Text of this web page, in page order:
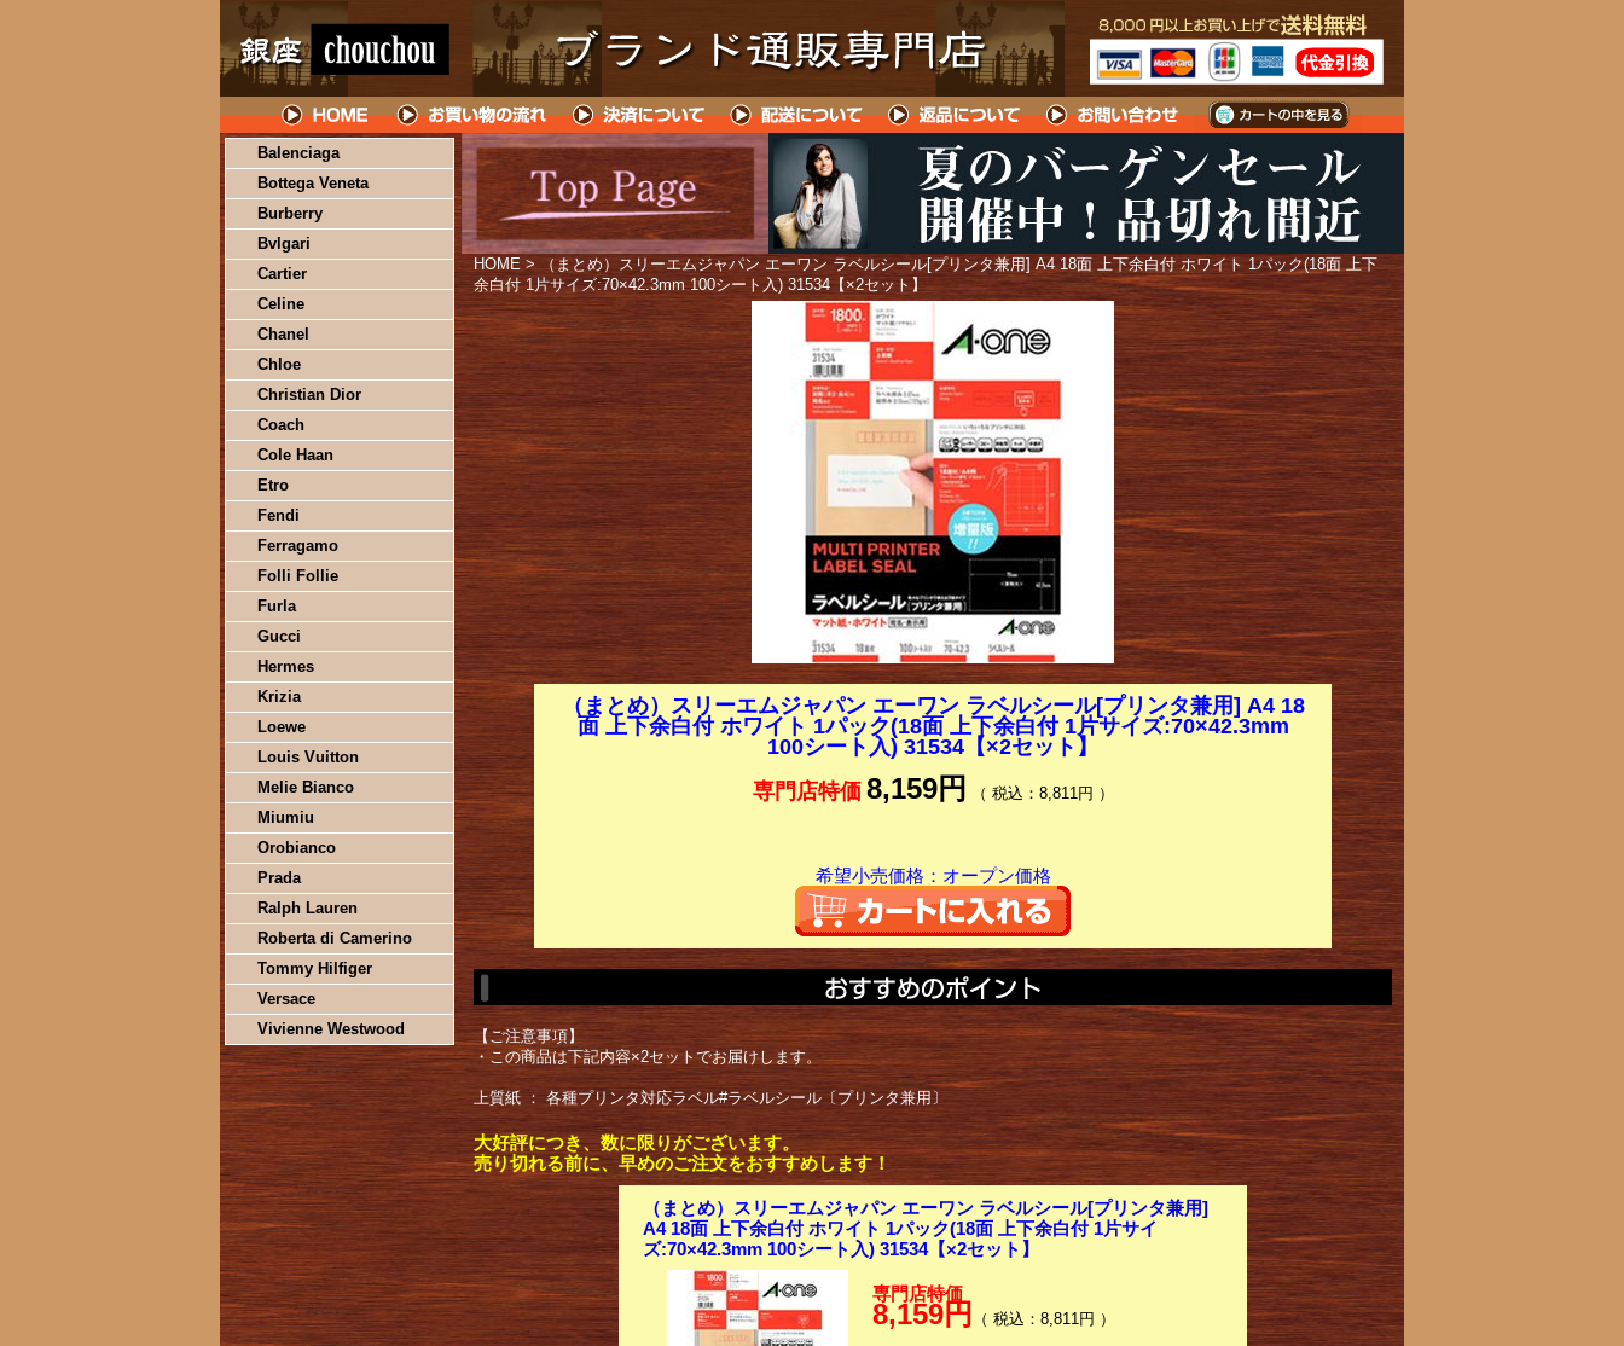
Balenciaga
Bottega Veneta
Burberry
Bvlgari
Cartier
Celine
Chanel
Chloe
Christian Dior
Coach
Cole Haan
Etro
Fendi
Ferragamo
Folli Follie
Furla
Gucci
Hermes
Krizia
Loewe
Louis Vuitton
Melie Bianco
Miumiu
Orobianco
Prada
Ralph Lauren
Roberta di Camerino
Tommy Hilfiger
Versace
Vivienne Westwood
HOME > （まとめ）スリーエムジャパン エーワン ラベルシール[プリンタ兼用] A4 18面 上下余白付 ホワイト 1パック(18面 上下
余白付 1片サイズ:70×42.3mm 100シート入) 31534【×2セット】
（まとめ）スリーエムジャパン エーワン ラベルシール[プリンタ兼用] A4 18
面 上下余白付 ホワイト 1パック(18面 上下余白付 1片サイズ:70×42.3mm
100シート入) 31534【×2セット】
専門店特価 8,159円 （ 税込：8,811円 ）
希望小売価格：オープン価格
【ご注意事項】
・この商品は下記内容×2セットでお届けします。
上質紙 ： 各種プリンタ対応ラベル#ラベルシール〔プリンタ兼用〕
大好評につき、数に限りがございます。
売り切れる前に、早めのご注文をおすすめします！
（まとめ）スリーエムジャパン エーワン ラベルシール[プリンタ兼用]
A4 18面 上下余白付 ホワイト 1パック(18面 上下余白付 1片サイ
ズ:70×42.3mm 100シート入) 31534【×2セット】
専門店特価
8,159円 （ 税込：8,811円 ）